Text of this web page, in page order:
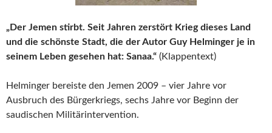
„Der Jemen stirbt. Seit Jahren zerstört Krieg dieses Land
und die schönste Stadt, die der Autor Guy Helminger je in
seinem Leben gesehen hat: Sanaa.“ (Klappentext)
Helminger bereiste den Jemen 2009 – vier Jahre vor
Ausbruch des Bürgerkriegs, sechs Jahre vor Beginn der
saudischen Militärintervention.